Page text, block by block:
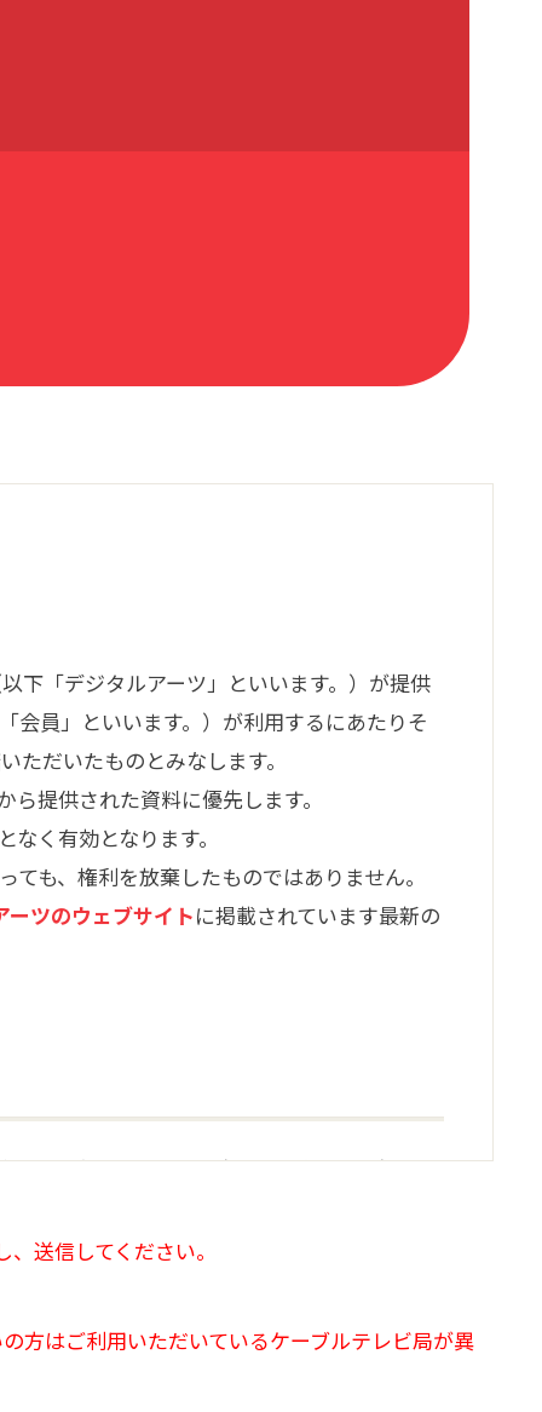
下「デジタルアーツ」といいます。）が提供
会員」といいます。）が利用するにあたりそ
ただいたものとみなします。
提供された資料に優先します。
く有効となります。
も、権利を放棄したものではありません。
ーツのウェブサイト に掲載されています最新の
送信してください。
方はご利用いただいているケーブルテレビ局が異